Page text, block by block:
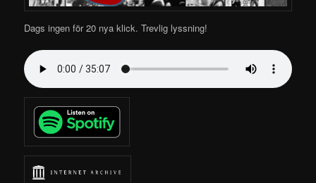
Dags ingen för 20 nya klick. Trevlig lyssning!